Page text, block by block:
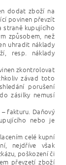
dodat zboží na
povinen převzít
straně kupujícího
způsobem, než
uhradit náklady
resp. náklady
zkontrolovat
závad toto
porušení
zásilky nemusí
fakturu. Daňový
nebo je
celé kupní
nejdříve však
poškození či
převzetí zboží